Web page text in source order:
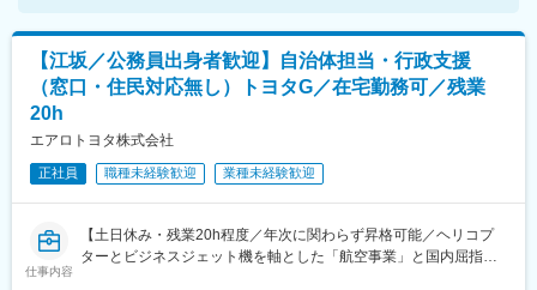
【江坂／公務員出身者歓迎】自治体担当・行政支援
（窓口・住民対応無し）トヨタG／在宅勤務可／残業
20h
エアロトヨタ株式会社
正社員 職種未経験歓迎 業種未経験歓迎
仕事内容
【土日休み・残業20h程度／年次に関わらず昇格可能／ヘリコプ
ターとビジネスジェット機を軸とした「航空事業」と国内屈指の